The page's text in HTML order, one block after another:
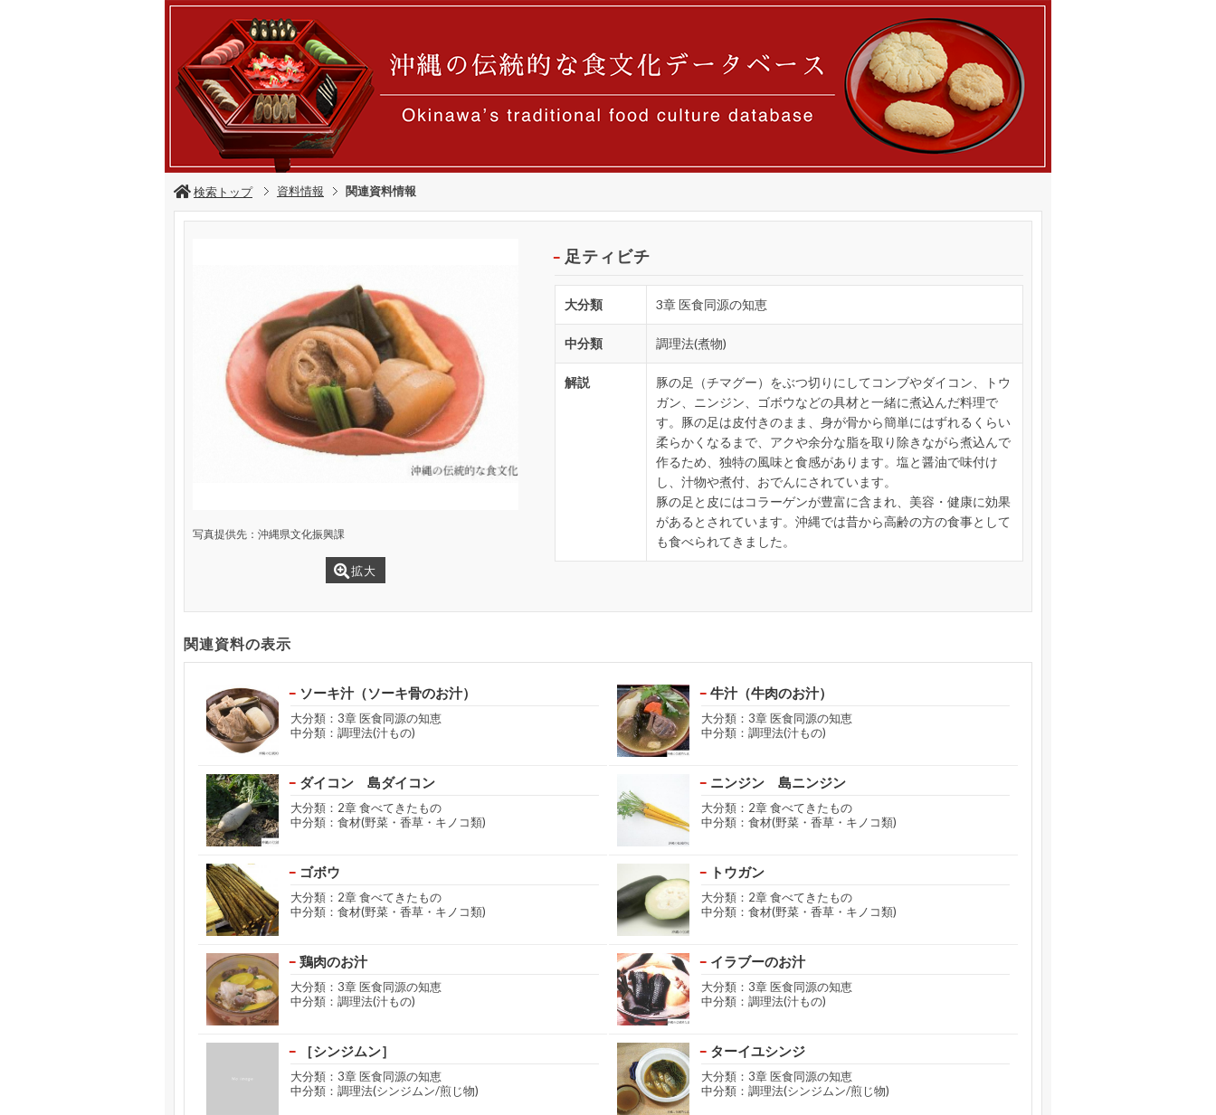
検索トップ 資料情報 関連資料情報
写真提供先：沖縄県文化振興課
拡大
足ティビチ
大分類 3章 医食同源の知恵
中分類 調理法(煮物)
解説
豚の足（チマグー）をぶつ切りにしてコンブやダイコン、トウ
ガン、ニンジン、ゴボウなどの具材と一緒に煮込んだ料理で
す。豚の足は皮付きのまま、身が骨から簡単にはずれるくらい
柔らかくなるまで、アクや余分な脂を取り除きながら煮込んで
作るため、独特の風味と食感があります。塩と醤油で味付け
し、汁物や煮付、おでんにされています。
豚の足と皮にはコラーゲンが豊富に含まれ、美容・健康に効果
があるとされています。沖縄では昔から高齢の方の食事として
も食べられてきました。
関連資料の表示
ソーキ汁（ソーキ骨のお汁）
大分類：3章 医食同源の知恵
中分類：調理法(汁もの)
牛汁（牛肉のお汁）
大分類：3章 医食同源の知恵
中分類：調理法(汁もの)
ダイコン 島ダイコン
大分類：2章 食べてきたもの
中分類：食材(野菜・香草・キノコ類)
ニンジン 島ニンジン
大分類：2章 食べてきたもの
中分類：食材(野菜・香草・キノコ類)
ゴボウ
大分類：2章 食べてきたもの
中分類：食材(野菜・香草・キノコ類)
トウガン
大分類：2章 食べてきたもの
中分類：食材(野菜・香草・キノコ類)
鶏肉のお汁
大分類：3章 医食同源の知恵
中分類：調理法(汁もの)
イラブーのお汁
大分類：3章 医食同源の知恵
中分類：調理法(汁もの)
［シンジムン］
大分類：3章 医食同源の知恵
中分類：調理法(シンジムン/煎じ物)
ターイユシンジ
大分類：3章 医食同源の知恵
中分類：調理法(シンジムン/煎じ物)